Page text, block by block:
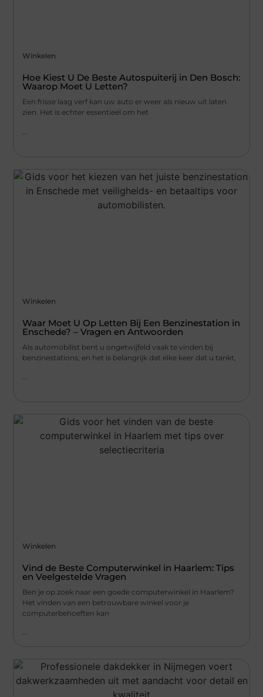
Winkelen
Hoe Kiest U De Beste Autospuiterij in Den Bosch:
Waarop Moet U Letten?
Een frisse laag verf kan uw auto er weer als nieuw uit laten
zien. Het is echter essentieel om het
Winkelen
Waar Moet U Op Letten Bij Een Benzinestation in
Enschede? – Vragen en Antwoorden
Als automobilist bent u ongetwijfeld vaak te vinden bij
benzinestations, en het is belangrijk dat elke keer dat u tankt,
...
Winkelen
Vind de Beste Computerwinkel in Haarlem: Tips
en Veelgestelde Vragen
Ben je op zoek naar een goede computerwinkel in Haarlem?
Het vinden van een betrouwbare winkel voor je
computerbehoeften kan
...